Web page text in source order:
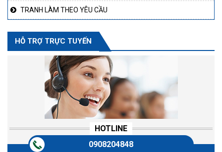
TRANH LÀM THEO YÊU CẦU
HỖ TRỢ TRỰC TUYẾN
HOTLINE
0908204848